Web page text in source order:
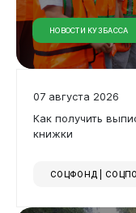
Горожанам
НОВОСТИ КУЗБАССА
07 августа 2026
Как получить
книжки
СОЦФОНД |